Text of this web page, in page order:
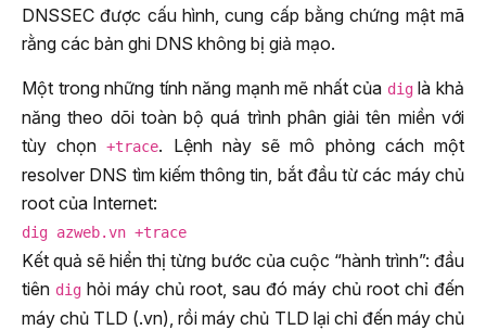
DNSSEC được cấu hình, cung cấp bằng chứng mật mã
rằng các bản ghi DNS không bị giả mạo.
Một trong những tính năng mạnh mẽ nhất của diglà khả
năng theo dõi toàn bộ quá trình phân giải tên miền với
tùy chọn+trace. Lệnh này sẽ mô phỏng cách một
resolver DNS tìm kiếm thông tin, bắt đầu từ các máy chủ
root của Internet:
dig azweb.vn +trace
Kết quả sẽ hiển thị từng bước của cuộc “hành trình”: đầu
tiên dig hỏi máy chủ root, sau đó máy chủ root chỉ đến
máy chủ TLD (.vn), rồi máy chủ TLD lại chỉ đến máy chủ